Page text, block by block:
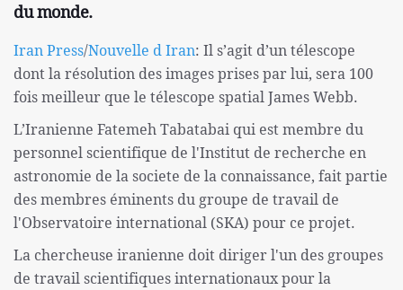
du monde.
Iran Press/Nouvelle d Iran: Il s’agit d’un télescope
dont la résolution des images prises par lui, sera 100
fois meilleur que le télescope spatial James Webb.
L’Iranienne Fatemeh Tabatabai qui est membre du
personnel scientifique de l'Institut de recherche en
astronomie de la societe de la connaissance, fait partie
des membres éminents du groupe de travail de
l'Observatoire international (SKA) pour ce projet.
La chercheuse iranienne doit diriger l'un des groupes
de travail scientifiques internationaux pour la